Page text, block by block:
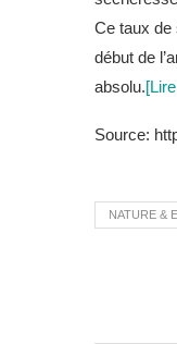
Ce taux de
début de
absolu.
Source:
NATURE &